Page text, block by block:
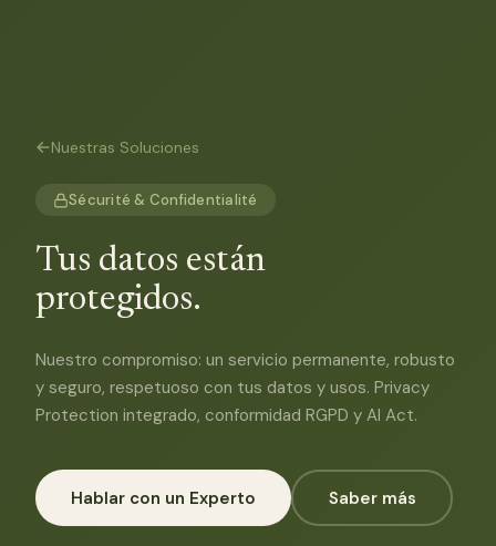
Nuestras Soluciones
Sécurité & Confidentialité
Tus datos están
protegidos.
Nuestro compromiso: un servicio permanente, robusto
y seguro, respetuoso con tus datos y usos. Privacy
Protection integrado, conformidad RGPD y AI Act.
Hablar con un Experto Saber más